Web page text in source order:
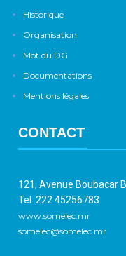
Historique
Organisation
Mot du DG
Documentations
Mentions légales
CONTACT
121, Avenue Boubacar
Tel. 222 45256783
www.somelec.mr
somelec@somelec.mr